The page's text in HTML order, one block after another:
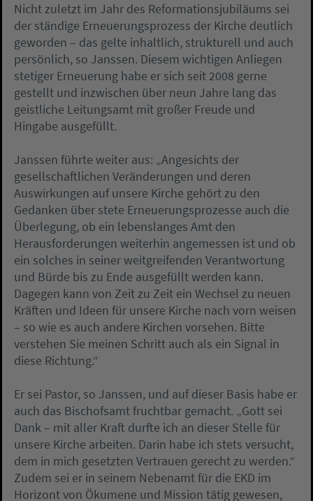
Nicht zuletzt im Jahr des Reformationsjubiläums sei
der ständige Erneuerungsprozess der Kirche deutlich
geworden – das gelte inhaltlich, strukturell und auch
persönlich, so Janssen. Diesem wichtigen Anliegen
stetiger Erneuerung habe er sich seit 2008 gerne
gestellt und inzwischen über neun Jahre lang das
geistliche Leitungsamt mit großer Freude und
Hingabe ausgefüllt.
Janssen führte weiter aus: „Angesichts der
gesellschaftlichen Veränderungen und deren
Auswirkungen auf unsere Kirche gehört zu den
Gedanken über stete Erneuerungsprozesse auch die
Überlegung, ob ein lebenslanges Amt den
Herausforderungen weiterhin angemessen ist und ob
ein solches in seiner weitgreifenden Verantwortung
und Bürde bis zu Ende ausgefüllt werden kann.
Dagegen kann von Zeit zu Zeit ein Wechsel zu neuen
Kräften und Ideen für unsere Kirche nach vorn weisen
– so wie es auch andere Kirchen vorsehen. Bitte
verstehen Sie meinen Schritt auch als ein Signal in
diese Richtung.“
Er sei Pastor, so Janssen, und auf dieser Basis habe er
auch das Bischofsamt fruchtbar gemacht. „Gott sei
Dank – mit aller Kraft durfte ich an dieser Stelle für
unsere Kirche arbeiten. Darin habe ich stets versucht,
dem in mich gesetzten Vertrauen gerecht zu werden.“
Zudem sei er in seinem Nebenamt für die EKD im
Horizont von Ökumene und Mission tätig gewesen,